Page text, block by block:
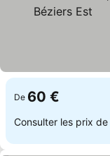
De 60 €
Consulter les prix de